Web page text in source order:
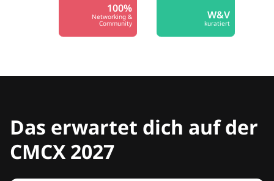
100%
Networking &
Community
W&V
kuratiert
Das erwartet dich auf der
CMCX 2027